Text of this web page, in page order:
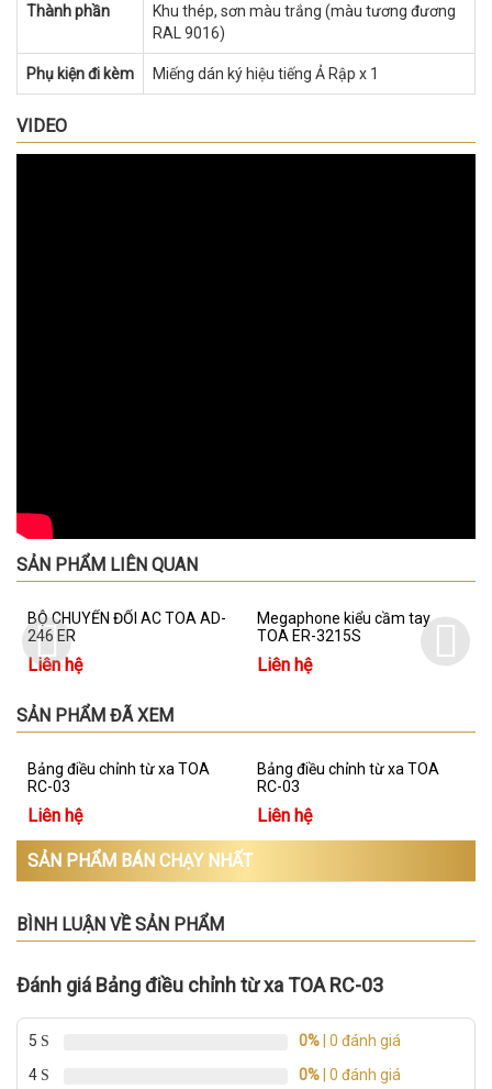
Thành phần
Khu thép, sơn màu trắng (màu tương đương
RAL 9016)
Phụ kiện đi kèm Miếng dán ký hiệu tiếng Ả Rập x 1
VIDEO
SẢN PHẨM LIÊN QUAN
BỘ CHUYỂN ĐỔI AC TOA AD-
246 ER
Liên hệ
AC TOA AD-246 là một nguồn
cung cấp điện AC để sử dụng với
NX-100, EV-20R, và PM-20EV thiết
bị. Không sử dụng bộ chuyển đổi
định việc sử dụng của nó kết hợp
Megaphone kiểu cầm tay
TOA ER-3215S
Liên hệ
chất lượng cao, megaphone ER-
tháo rời được. Megaphone TOA
ER-3215S làm bằng nhựa ABS
bền chắc.
SẢN PHẨM ĐÃ XEM
Bảng điều chỉnh từ xa TOA
RC-03
Liên hệ
Bảng điều chỉnh từ xa TOA
RC-03
Liên hệ
SẢN PHẨM BÁN CHẠY NHẤT
BÌNH LUẬN VỀ SẢN PHẨM
Đánh giá Bảng điều chỉnh từ xa TOA RC-03
5 0% | 0 đánh giá
4
0% | 0 đánh giá